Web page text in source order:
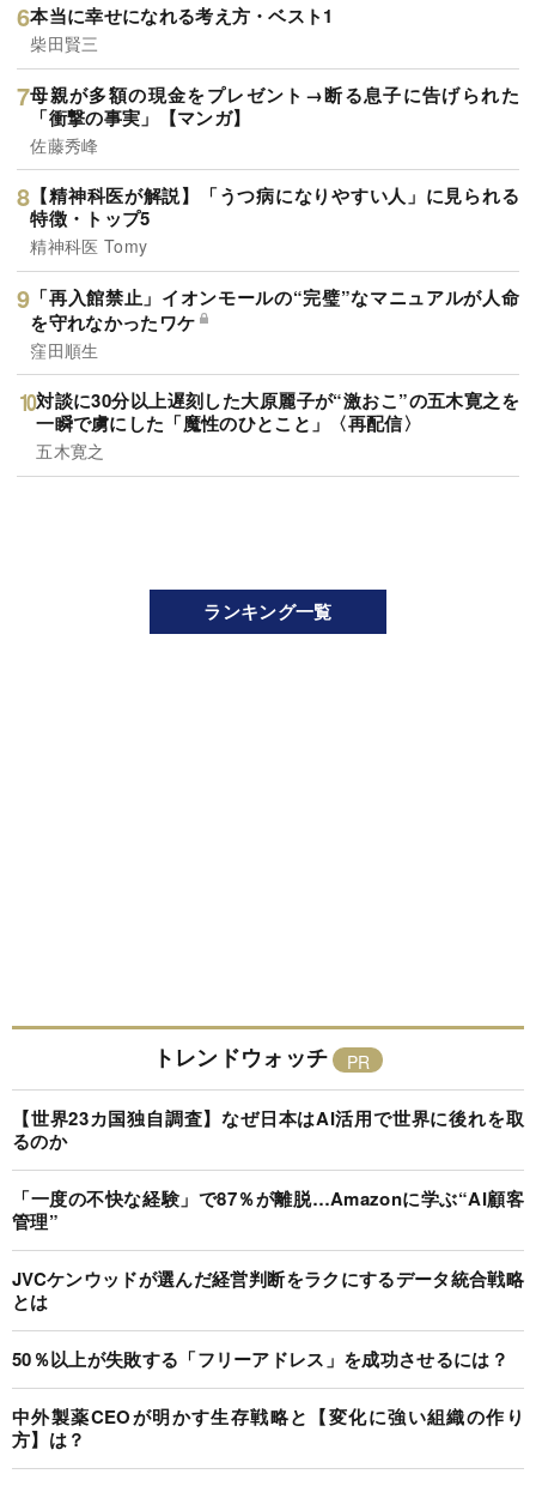
本当に幸せになれる考え方・ベスト1
柴田賢三
母親が多額の現金をプレゼント→断る息子に告げられた
「衝撃の事実」【マンガ】
佐藤秀峰
【精神科医が解説】「うつ病になりやすい人」に見られる
特徴・トップ5
精神科医 Tomy
「再入館禁止」イオンモールの“完璧”なマニュアルが人命
を守れなかったワケ
窪田順生
対談に30分以上遅刻した大原麗子が“激おこ”の五木寛之を
一瞬で虜にした「魔性のひとこと」〈再配信〉
五木寛之
ランキング一覧
トレンドウォッチ
【世界23カ国独自調査】なぜ日本はAI活用で世界に後れを取
るのか
「一度の不快な経験」で87％が離脱…Amazonに学ぶ“AI顧客
管理”
JVCケンウッドが選んだ経営判断をラクにするデータ統合戦略
とは
50％以上が失敗する「フリーアドレス」を成功させるには？
中外製薬CEOが明かす生存戦略と【変化に強い組織の作り
方】は？